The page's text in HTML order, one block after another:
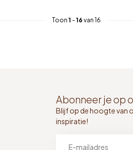
Toon 1 - 16 van 16
Abonneer je op
Blijf op de hoogte van
inspiratie!